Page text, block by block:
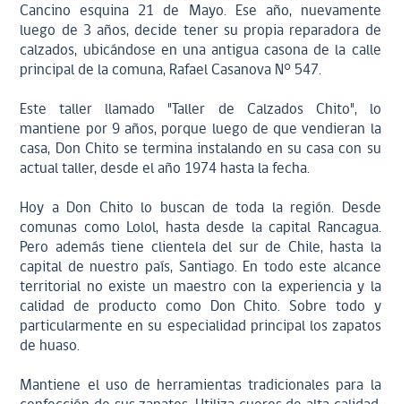
Cancino esquina 21 de Mayo. Ese año, nuevamente
luego de 3 años, decide tener su propia reparadora de
calzados, ubicándose en una antigua casona de la calle
principal de la comuna, Rafael Casanova N° 547.
Este taller llamado "Taller de Calzados Chito", lo
mantiene por 9 años, porque luego de que vendieran la
casa, Don Chito se termina instalando en su casa con su
actual taller, desde el año 1974 hasta la fecha.
Hoy a Don Chito lo buscan de toda la región. Desde
comunas como Lolol, hasta desde la capital Rancagua.
Pero además tiene clientela del sur de Chile, hasta la
capital de nuestro país, Santiago. En todo este alcance
territorial no existe un maestro con la experiencia y la
calidad de producto como Don Chito. Sobre todo y
particularmente en su especialidad principal los zapatos
de huaso.
Mantiene el uso de herramientas tradicionales para la